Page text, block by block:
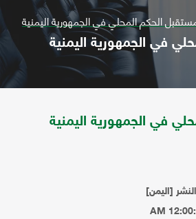
الحكم المحلي في الجمهورية اليمنية
في الجمهورية اليمنية
في الجمهورية اليمنية
[اليمن]